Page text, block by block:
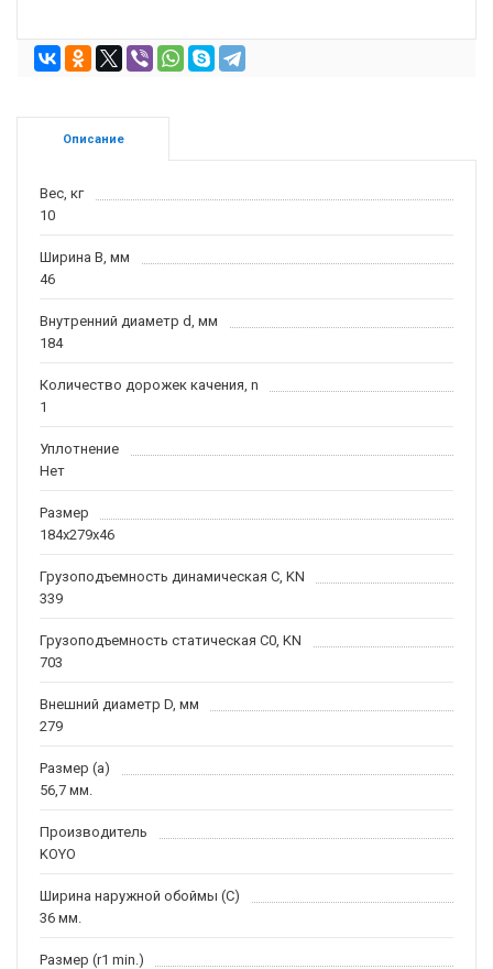
Описание
Вес, кг
10
Ширина B, мм
46
Внутренний диаметр d, мм
184
Количество дорожек качения, n
1
Уплотнение
Нет
Размер
184x279x46
Грузоподъемность динамическая C, KN
339
Грузоподъемность статическая C0, KN
703
Внешний диаметр D, мм
279
Размер (a)
56,7 мм.
Производитель
KOYO
Ширина наружной обоймы (C)
36 мм.
Размер (r1 min.)